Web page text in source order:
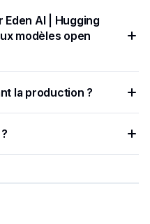
tandis que Hugging
sur les modèles open
AI | Hugging
modèles open
étudiants et les
et découvrir des
la production ?
du